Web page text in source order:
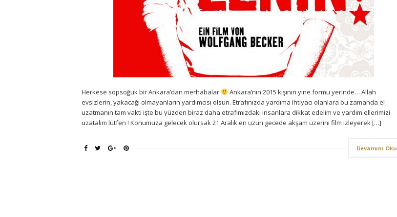
Herkese sopsoğuk bir Ankara’dan merhabalar
Ankara’nın 2015 kışının yine formu yerinde… Allah
evsizlerin, yakacağı olmayanların yardımcısı olsun. Etrafınızda yardıma ihtiyacı olanlara bu zamanda el
uzatmanın tam vakti işte bu yüzden biraz daha etrafımızdaki insanlara dikkat edelim ve yardım ellerimizi
uzatalım lütfen ! Konumuza gelecek olursak 21 Aralık en uzun gecede akşam üzerini film izleyerek […]
Devamını Oku